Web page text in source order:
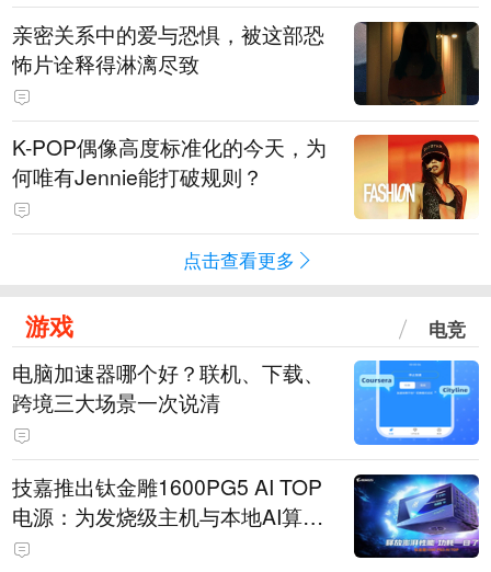
亲密关系中的爱与恐惧，被这部恐
怖片诠释得淋漓尽致
K-POP偶像高度标准化的今天，为
何唯有Jennie能打破规则？
点击查看更多
游戏 电竞
电脑加速器哪个好？联机、下载、
跨境三大场景一次说清
技嘉推出钛金雕1600PG5 AI TOP
电源：为发烧级主机与本地AI算力
打造旗舰供电方案